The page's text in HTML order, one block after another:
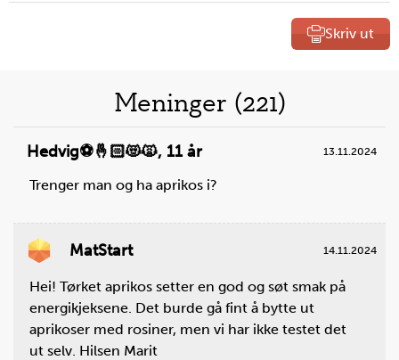
Skriv ut
over
oppskrifter
Steg1
Ta ut alle stekebrett fra ovnen, slik at den er tom.
Sett stekeovnen på 150 °C. Bruk over- og
Meninger (221)
Hedvig⚽️🤞🏻😻🙀, 11 år 13.11.2024
Trenger man og ha aprikos i?
MatStart 14.11.2024
Hei! Tørket aprikos setter en god og søt smak på
energikjeksene. Det burde gå fint å bytte ut
aprikoser med rosiner, men vi har ikke testet det
ut selv. Hilsen Marit